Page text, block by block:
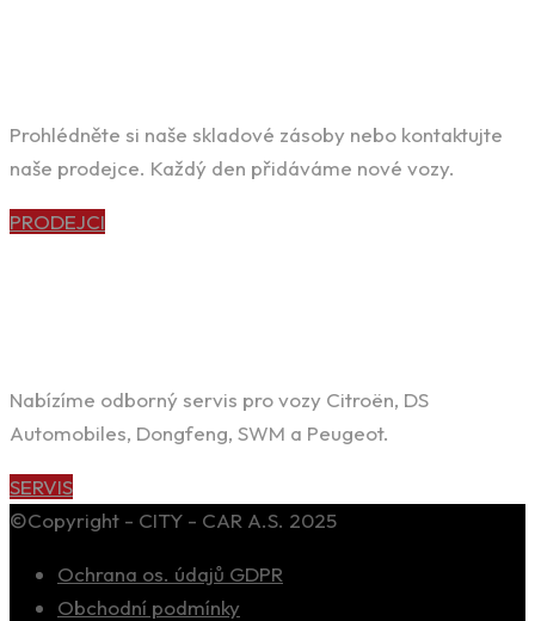
Prohlédněte si naše skladové zásoby nebo kontaktujte
naše prodejce. Každý den přidáváme nové vozy.
PRODEJCI
Nabízíme odborný servis pro vozy Citroën, DS
Automobiles, Dongfeng, SWM a Peugeot.
SERVIS
©Copyright - CITY - CAR A.S. 2025
Ochrana os. údajů GDPR
Obchodní podmínky